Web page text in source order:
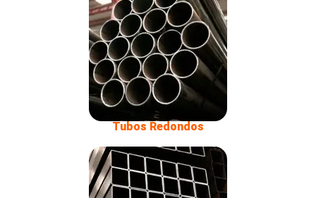
Tubos Redondos